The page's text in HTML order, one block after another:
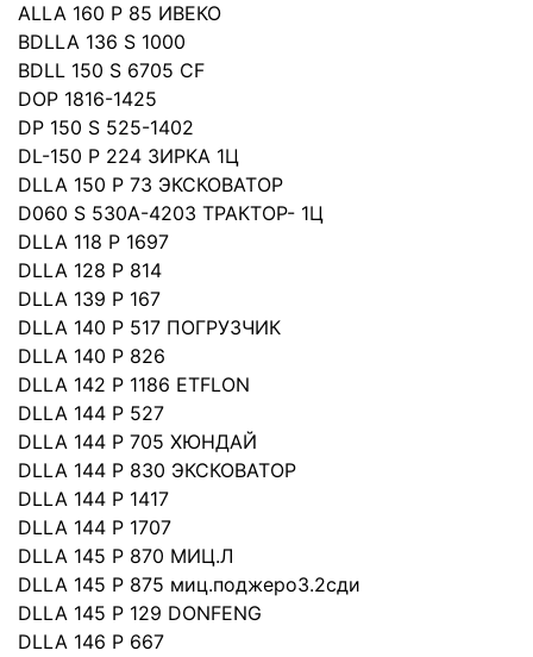
АLLA 160 P 85 ИВЕКО
BDLLA 136 S 1000
BDLL 150 S 6705 CF
DOP 1816-1425
DP 150 S 525-1402
DL-150 P 224 ЗИРКА 1Ц
DLLA 150 P 73 ЭКСКОВАТОР
D060 S 530A-4203 ТРАКТОР- 1Ц
DLLA 118 P 1697
DLLA 128 P 814
DLLA 139 P 167
DLLA 140 P 517 ПОГРУЗЧИК
DLLA 140 P 826
DLLA 142 P 1186 ETFLON
DLLA 144 P 527
DLLA 144 P 705 ХЮНДАЙ
DLLA 144 P 830 ЭКСКОВАТОР
DLLA 144 P 1417
DLLA 144 P 1707
DLLA 145 P 870 МИЦ.Л
DLLA 145 P 875 миц.поджеро3.2сди
DLLA 145 P 129 DONFENG
DLLA 146 P 667